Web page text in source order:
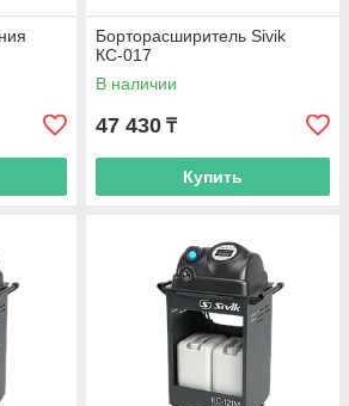
и других не оборудованых
и моек: можно подобрать
Борторасширитель Sivik
КС-017
В наличии
47 430 ₸
Купить